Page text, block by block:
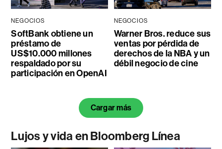
NEGOCIOS
SoftBank obtiene un
préstamo de
US$10.000 millones
respaldado por su
participación en OpenAI
NEGOCIOS
Warner Bros. reduce sus
ventas por pérdida de
derechos de la NBA y un
débil negocio de cine
Cargar más
Lujos y vida en Bloomberg Línea